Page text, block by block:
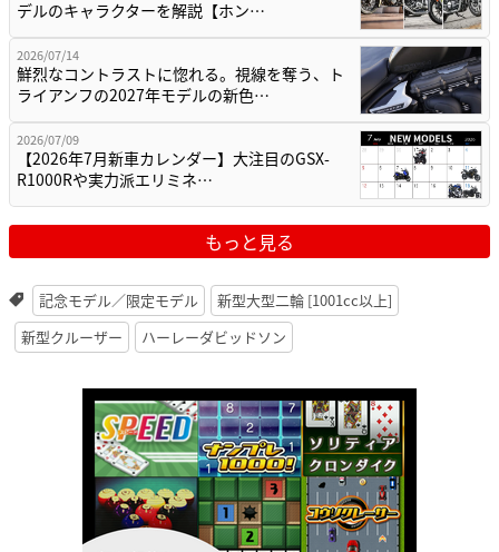
デルのキャラクターを解説【ホン…
2026/07/14
鮮烈なコントラストに惚れる。視線を奪う、ト
ライアンフの2027年モデルの新色…
2026/07/09
【2026年7月新車カレンダー】大注目のGSX-
R1000Rや実力派エリミネ…
もっと見る
記念モデル／限定モデル
新型大型二輪 [1001cc以上]
新型クルーザー
ハーレーダビッドソン